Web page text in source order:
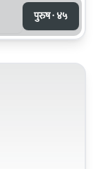
पुरुष · ४५